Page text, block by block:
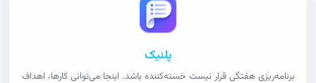
پلنیک
برنامه‌ریزی هفتگی قرار نیست خسته‌کننده باشد. اینجا می‌توانی کارها، اهداف